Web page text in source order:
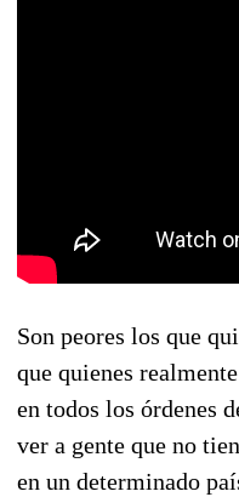
Son peores los que
que quienes
en todos los órdenes
ver a gente que no
en un determinado